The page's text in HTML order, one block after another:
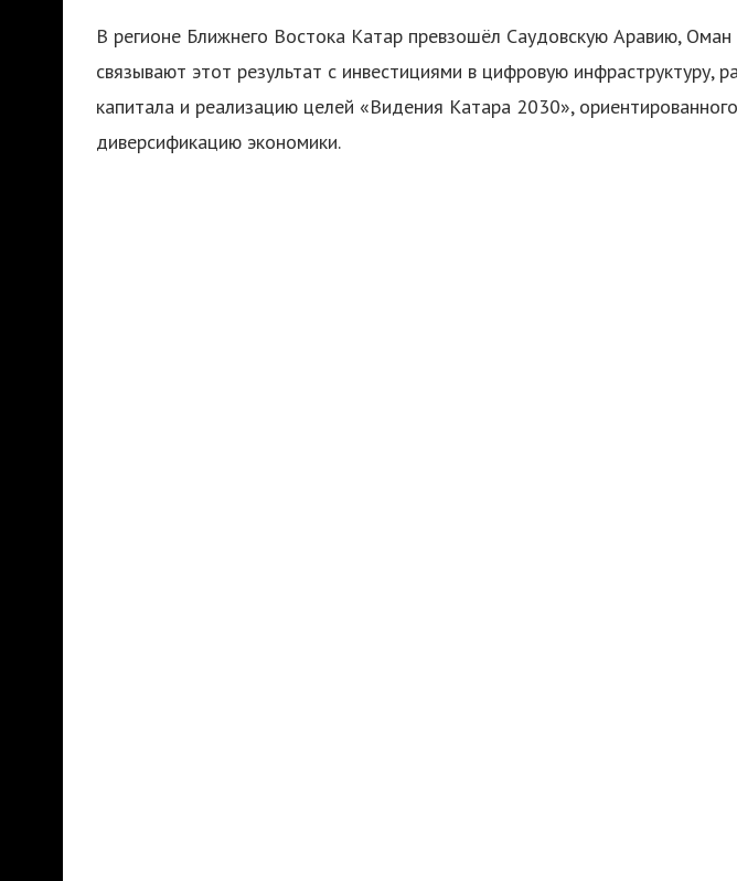
В регионе Ближнего Востока Катар превзошёл Саудовскую Аравию,
связывают этот результат с инвестициями в цифровую инфраструктуру,
капитала и реализацию целей «Видения Катара 2030»,
диверсификацию экономики.